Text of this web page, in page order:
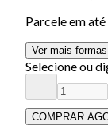
Parcele em até
Ver mais
Selecione ou
COMPRAR